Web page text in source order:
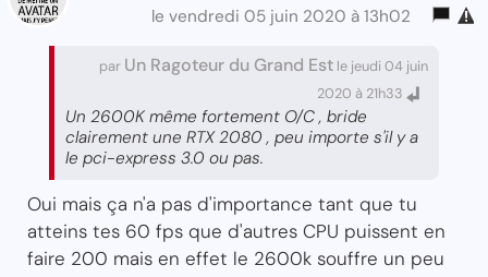
le vendredi 05 juin 2020 à 13h02
par Un Ragoteur du Grand Est le jeudi 04 juin
2020 à 21h33
Un 2600K même fortement O/C , bride
clairement une RTX 2080 , peu importe s'il y a
le pci-express 3.0 ou pas.
Oui mais ça n'a pas d'importance tant que tu
atteins tes 60 fps que d'autres CPU puissent en
faire 200 mais en effet le 2600k souffre un peu